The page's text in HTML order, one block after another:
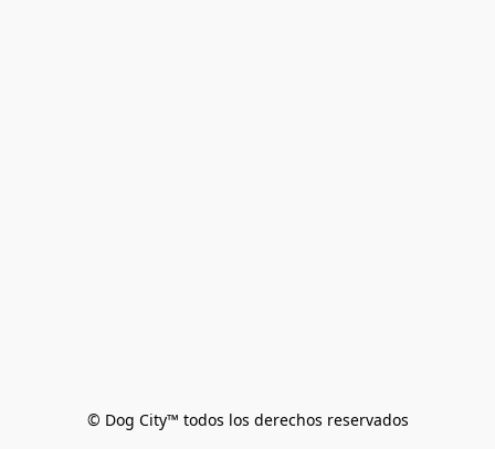
© Dog City™ todos los derechos reservados